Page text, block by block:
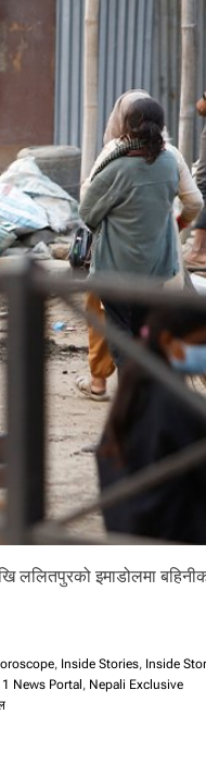
ललितपुरको इमाडोलमा
, Inside Stories, Inside
1 News Portal , Nepali Exclusive